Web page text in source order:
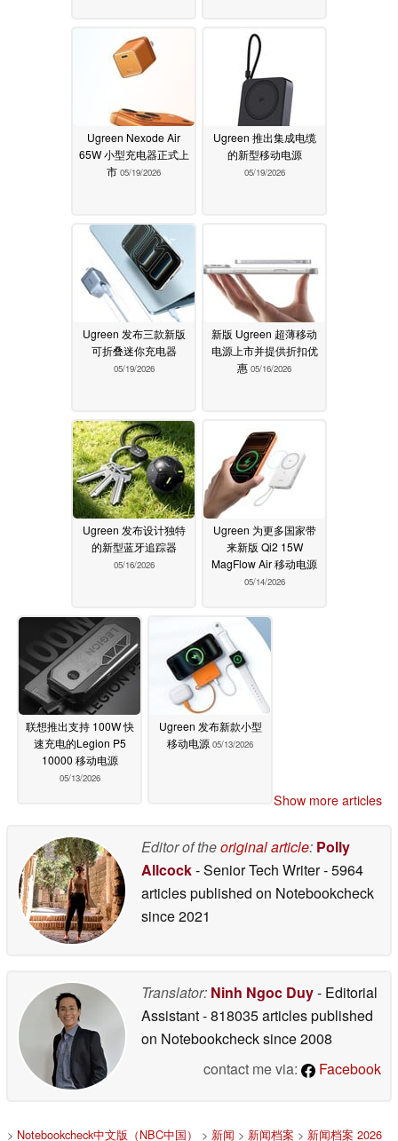
Ugreen Nexode Air
65W 小型充电器正式上
市 05/19/2026
Ugreen 推出集成电缆
的新型移动电源
05/19/2026
Ugreen 发布三款新版
可折叠迷你充电器
05/19/2026
新版 Ugreen 超薄移动
电源上市并提供折扣优
惠 05/16/2026
Ugreen 发布设计独特
的新型蓝牙追踪器
05/16/2026
Ugreen 为更多国家带
来新版 Qi2 15W
MagFlow Air 移动电源
05/14/2026
联想推出支持 100W 快
速充电的Legion P5
10000 移动电源
05/13/2026
Ugreen 发布新款小型
移动电源 05/13/2026
Show more articles
Editor of theoriginal article: Polly
Allcock- Senior Tech Writer- 5964
articles published on Notebookcheck
since 2021
Translator: Ninh Ngoc Duy- Editorial
Assistant- 818035 articles published
on Notebookchecksince 2008
contact me via:
Facebook
> Notebookcheck中文版（NBC中国） > 新闻 > 新闻档案 > 新闻档案 2026